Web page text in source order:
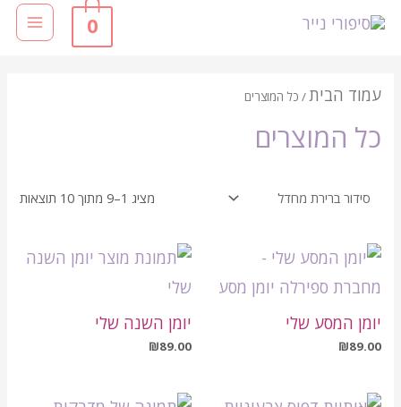
0
עמוד הבית/ כל המוצרים
כל המוצרים
מציג 1–9 מתוך 10 תוצאות
יומן המסע שלי
₪89.00
יומן השנה שלי
₪89.00